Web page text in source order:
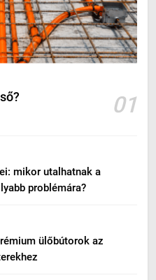
01
mikor utalhatnak a
problémára?
ülőbútorok az